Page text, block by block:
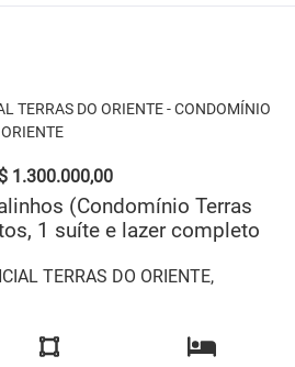
TERRAS DO ORIENTE - CONDOMÍNIO
1.300.000,00
(Condomínio Terras
1 suíte e lazer completo
TERRAS DO ORIENTE,